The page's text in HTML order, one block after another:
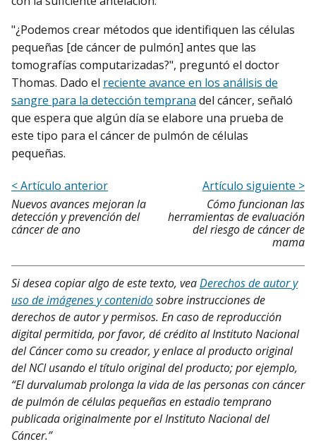
"¿Podemos crear métodos que identifiquen las células
pequeñas [de cáncer de pulmón] antes que las
tomografías computarizadas?", preguntó el doctor
Thomas. Dado el reciente avance en los análisis de
sangre para la detección temprana del cáncer, señaló
que espera que algún día se elabore una prueba de
este tipo para el cáncer de pulmón de células
pequeñas.
< Artículo anterior
Nuevos avances mejoran la
detección y prevención del
cáncer de ano
Artículo siguiente >
Cómo funcionan las
herramientas de evaluación
del riesgo de cáncer de
mama
Si desea copiar algo de este texto, veaDerechos de autor y
uso de imágenes y contenidosobre instrucciones de
derechos de autor y permisos. En caso de reproducción
digital permitida, por favor, dé crédito al Instituto Nacional
del Cáncer como su creador, y enlace al producto original
del NCI usando el título original del producto; por ejemplo,
“El durvalumab prolonga la vida de las personas con cáncer
de pulmón de células pequeñas en estadio temprano
publicada originalmente por el Instituto Nacional del
Cáncer.”